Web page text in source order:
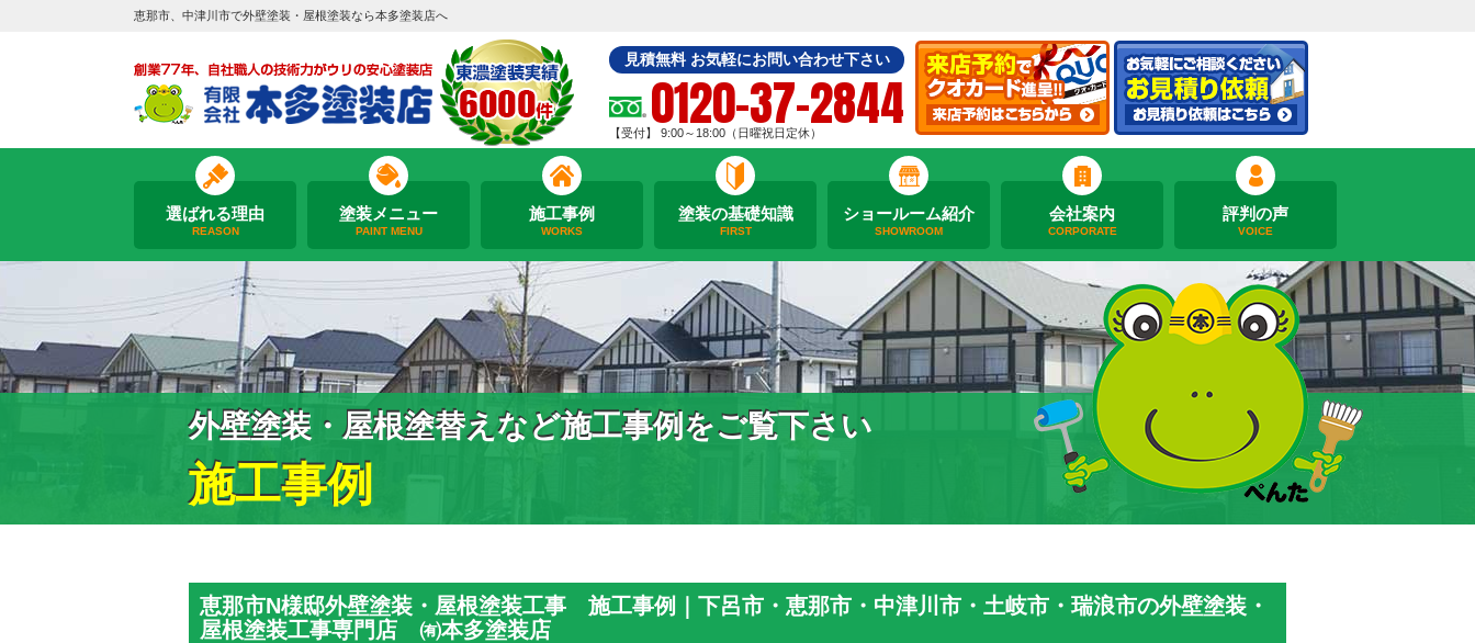
恵那市、中津川市で外壁塗装・屋根塗装なら本多塗装店へ
見積無料 お気軽にお問い合わせ下さい
0120-37-2844
【受付】 9:00～18:00（日曜祝日定休）
選ばれる理由
REASON
塗装メニュー
PAINT MENU
施工事例
WORKS
塗装の基礎知識
FIRST
ショールーム紹介
SHOWROOM
会社案内
CORPORATE
評判の声
VOICE
外壁塗装・屋根塗替えなど施工事例をご覧下さい
施工事例
恵那市N様邸外壁塗装・屋根塗装工事 施工事例｜下呂市・恵那市・中津川市・土岐市・瑞浪市の外壁塗装・
屋根塗装工事専門店 ㈲本多塗装店